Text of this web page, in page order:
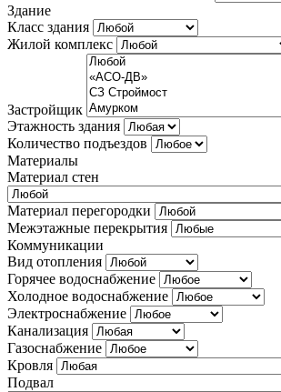
Здание
Класс здания
Жилой комплекс
Застройщик
Этажность здания
Количество подъездов
Материалы
Материал стен
Материал перегородки
Межэтажные перекрытия
Коммуникации
Вид отопления
Горячее водоснабжение
Холодное водоснабжение
Электроснабжение
Канализация
Газоснабжение
Кровля
Подвал